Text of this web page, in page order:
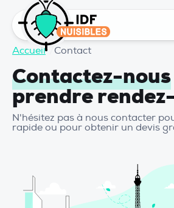
Accueil Contact
Contactez-nous
prendre
N'hésitez pas à nous contacter
rapide ou pour obtenir un devis